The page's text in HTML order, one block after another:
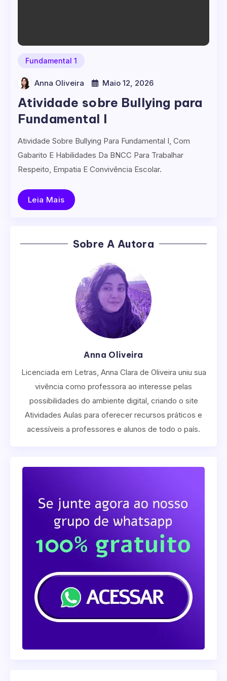
Fundamental 1
Anna Oliveira Maio 12, 2026
Atividade sobre Bullying para
Fundamental I
Atividade Sobre Bullying Para Fundamental I, Com
Gabarito E Habilidades Da BNCC Para Trabalhar
Respeito, Empatia E Convivência Escolar.
Leia Mais
Sobre A Autora
Anna Oliveira
Licenciada em Letras, Anna Clara de Oliveira uniu sua
vivência como professora ao interesse pelas
possibilidades do ambiente digital, criando o site
Atividades Aulas para oferecer recursos práticos e
acessíveis a professores e alunos de todo o país.